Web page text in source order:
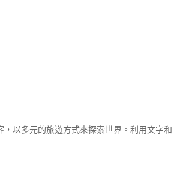
以多元的旅遊方式來探索世界。利用文字和